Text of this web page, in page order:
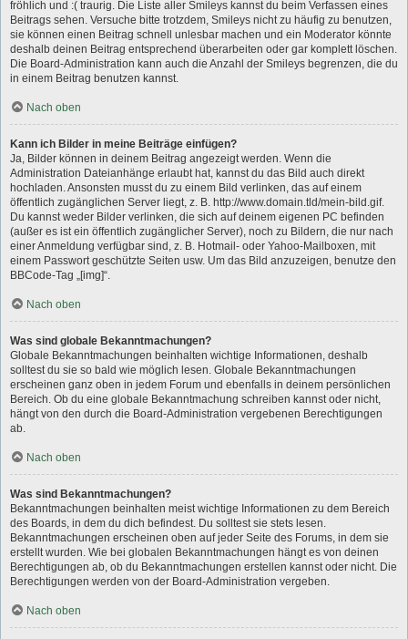
fröhlich und :( traurig. Die Liste aller Smileys kannst du beim Verfassen eines
Beitrags sehen. Versuche bitte trotzdem, Smileys nicht zu häufig zu benutzen,
sie können einen Beitrag schnell unlesbar machen und ein Moderator könnte
deshalb deinen Beitrag entsprechend überarbeiten oder gar komplett löschen.
Die Board-Administration kann auch die Anzahl der Smileys begrenzen, die du
in einem Beitrag benutzen kannst.
Nach oben
Kann ich Bilder in meine Beiträge einfügen?
Ja, Bilder können in deinem Beitrag angezeigt werden. Wenn die
Administration Dateianhänge erlaubt hat, kannst du das Bild auch direkt
hochladen. Ansonsten musst du zu einem Bild verlinken, das auf einem
öffentlich zugänglichen Server liegt, z. B. http://www.domain.tld/mein-bild.gif.
Du kannst weder Bilder verlinken, die sich auf deinem eigenen PC befinden
(außer es ist ein öffentlich zugänglicher Server), noch zu Bildern, die nur nach
einer Anmeldung verfügbar sind, z. B. Hotmail- oder Yahoo-Mailboxen, mit
einem Passwort geschützte Seiten usw. Um das Bild anzuzeigen, benutze den
BBCode-Tag „[img]“.
Nach oben
Was sind globale Bekanntmachungen?
Globale Bekanntmachungen beinhalten wichtige Informationen, deshalb
solltest du sie so bald wie möglich lesen. Globale Bekanntmachungen
erscheinen ganz oben in jedem Forum und ebenfalls in deinem persönlichen
Bereich. Ob du eine globale Bekanntmachung schreiben kannst oder nicht,
hängt von den durch die Board-Administration vergebenen Berechtigungen
ab.
Nach oben
Was sind Bekanntmachungen?
Bekanntmachungen beinhalten meist wichtige Informationen zu dem Bereich
des Boards, in dem du dich befindest. Du solltest sie stets lesen.
Bekanntmachungen erscheinen oben auf jeder Seite des Forums, in dem sie
erstellt wurden. Wie bei globalen Bekanntmachungen hängt es von deinen
Berechtigungen ab, ob du Bekanntmachungen erstellen kannst oder nicht. Die
Berechtigungen werden von der Board-Administration vergeben.
Nach oben